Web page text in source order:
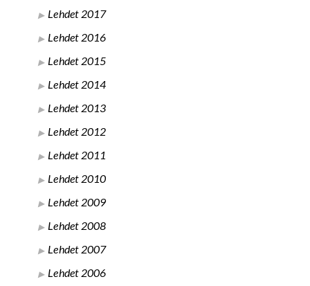
Lehdet 2017
Lehdet 2016
Lehdet 2015
Lehdet 2014
Lehdet 2013
Lehdet 2012
Lehdet 2011
Lehdet 2010
Lehdet 2009
Lehdet 2008
Lehdet 2007
Lehdet 2006